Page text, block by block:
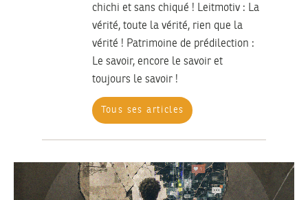
chichi et sans chiqué ! Leitmotiv : La
vérité, toute la vérité, rien que la
vérité ! Patrimoine de prédilection :
Le savoir, encore le savoir et
toujours le savoir !
Tous ses articles